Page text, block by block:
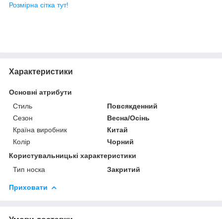
Розмірна сітка тут!
Характеристики
Основні атрибути
Стиль
Повсякденний
Сезон
Весна/Осінь
Країна виробник
Китай
Колір
Чорний
Користувальницькі характеристики
Тип носка
Закритий
Приховати